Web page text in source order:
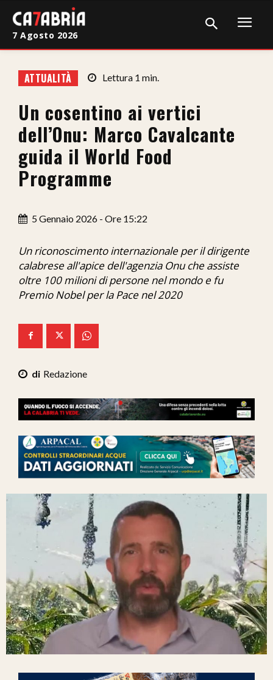
Cronaca
Giudiziaria
Politica
Sport
Sanità
Economia
Ita-Mondo
We Calabria
7 Agosto 2026
ATTUALITÀ Lettura 1 min.
Un cosentino ai vertici
dell’Onu: Marco Cavalcante
guida il World Food
Programme
5 Gennaio 2026 - Ore 15:22
Un riconoscimento internazionale per il dirigente
calabrese all'apice dell'agenzia Onu che assiste
oltre 100 milioni di persone nel mondo e fu
Premio Nobel per la Pace nel 2020
Redazione